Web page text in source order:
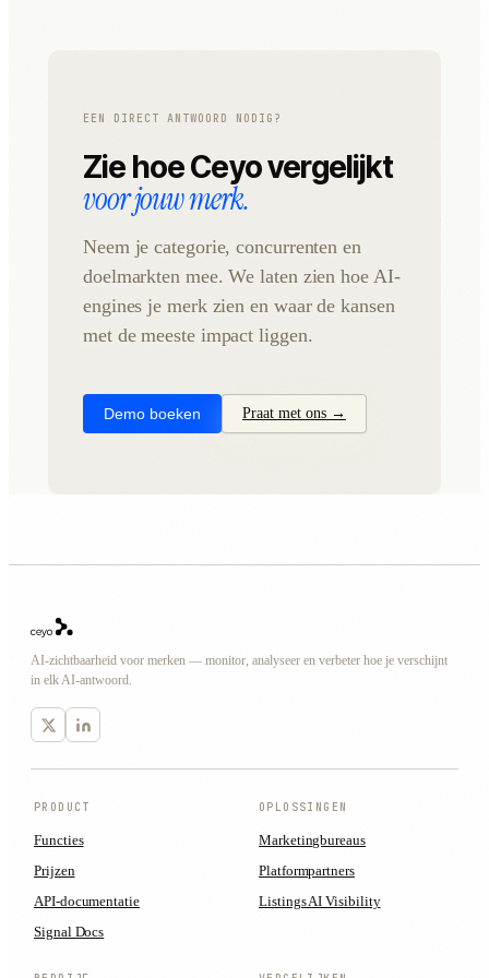
EEN DIRECT ANTWOORD NODIG?
Zie hoe Ceyo vergelijkt
voor jouw merk.
Neem je categorie, concurrenten en
doelmarkten mee. We laten zien hoe AI-
engines je merk zien en waar de kansen
met de meeste impact liggen.
Demo boeken Praat met ons →
AI-zichtbaarheid voor merken — monitor, analyseer en verbeter hoe je verschijnt
in elk AI-antwoord.
PRODUCT
Functies
Prijzen
API-documentatie
Signal Docs
OPLOSSINGEN
Marketingbureaus
Platformpartners
Listings AI Visibility